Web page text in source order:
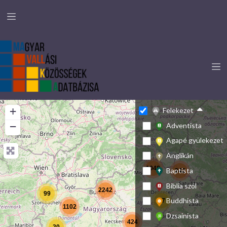
2242
424
1102
99
1048 242
77
+
−
Felekezet
Adventista
Agapé gyülekezet
Anglikán
Baptista
Biblia szól
Buddhista
Dzsainista